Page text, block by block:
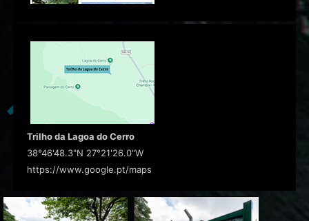
Trilho da Lagoa do Cerro
38°46'48.3"N 27°21'26.0"W
https://www.google.pt/maps